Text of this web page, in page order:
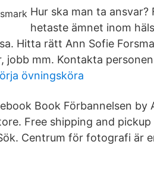
Hur ska man ta
hetaste ämnet inom
Hitta rätt Ann Sofie
jobb mm. Kontakta
övningsköra
Book Förbannelsen
Free shipping and
Centrum för fotografi är